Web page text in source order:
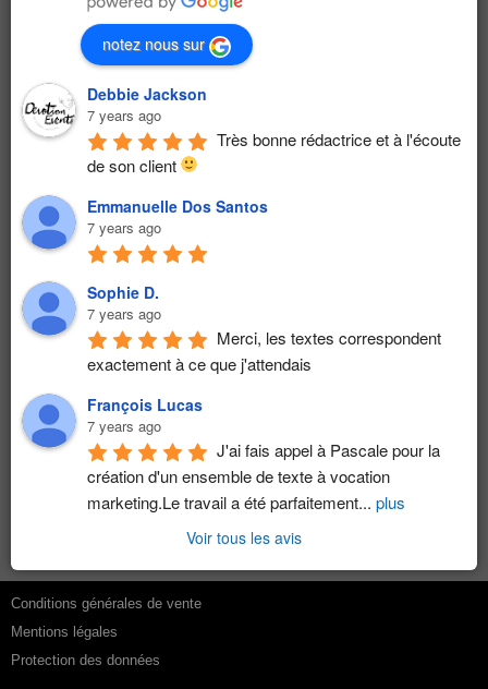
notez nous sur
Debbie Jackson
7 years ago
Très bonne rédactrice et à l'écoute
de son client
Emmanuelle Dos Santos
7 years ago
Sophie D.
7 years ago
Merci, les textes correspondent
exactement à ce que j'attendais
François Lucas
7 years ago
J'ai fais appel à Pascale pour la
création d'un ensemble de texte à vocation
marketing.Le travail a été parfaitement... plus
Voir tous les avis
Conditions générales de vente
Mentions légales
Protection des données